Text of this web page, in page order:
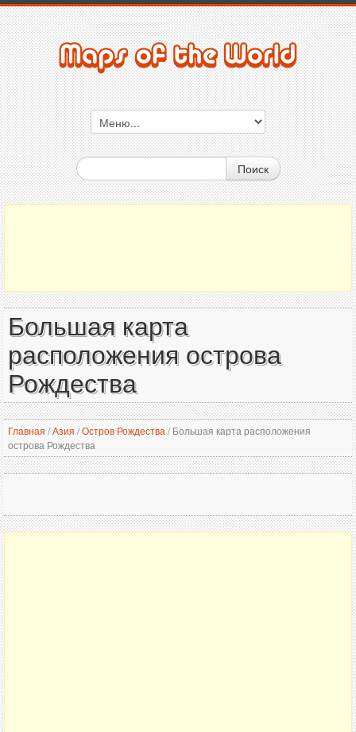
Поиск
Большая карта
расположения острова
Рождества
Главная /Азия /Остров Рождества /Большая карта расположения
острова Рождества